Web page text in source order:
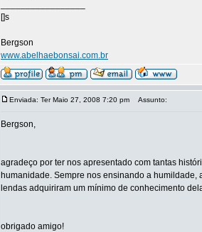
[]s
Bergson
www.abelhaebonsai.com.br
Enviada: Ter Maio 27, 2008 7:20 pm Assunto:
Bergson,
agradeço por ter nos apresentado com tantas
humanidade. Sempre nos ensinando a
lendas adquiriram um mínimo de conhecimento
obrigado amigo!